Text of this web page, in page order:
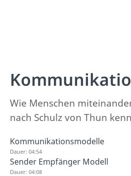
Wie Menschen
nach Schulz von Thun
Kommunikationsmodelle
Dauer: 04:54
Sender Empfänger Modell
Dauer: 04:08